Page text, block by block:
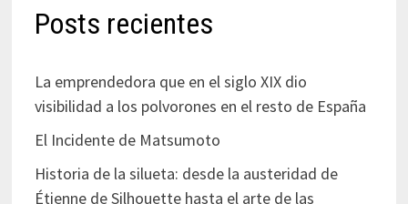
Posts recientes
La emprendedora que en el siglo XIX dio
visibilidad a los polvorones en el resto de España
El Incidente de Matsumoto
Historia de la silueta: desde la austeridad de
Étienne de Silhouette hasta el arte de las